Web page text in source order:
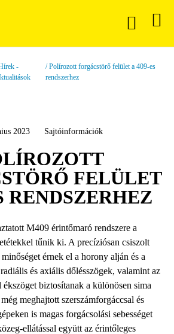
-
Polírozott forgácstörő felület a 409-es
rendszerhez
2023 Sajtóinformációk
FELÜLET
RENDSZERHEZ
M409 érintőmaró rendszere a
tűnik ki. A precíziósan csiszolt
érnek el a horony alján és a
és axiális dőlésszögek, valamint az
biztosítanak a különösen sima
meghajtott szerszámforgáccsal és
is magas forgácsolási sebességet
ellátással együtt az érintőleges